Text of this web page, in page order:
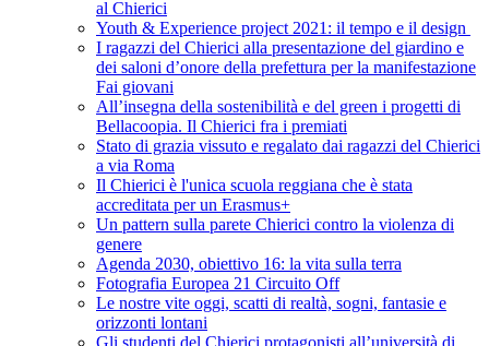
al Chierici
Youth & Experience project 2021: il tempo e il design
I ragazzi del Chierici alla presentazione del giardino e
dei saloni d’onore della prefettura per la manifestazione
Fai giovani
All’insegna della sostenibilità e del green i progetti di
Bellacoopia. Il Chierici fra i premiati
Stato di grazia vissuto e regalato dai ragazzi del Chierici
a via Roma
Il Chierici è l'unica scuola reggiana che è stata
accreditata per un Erasmus+
Un pattern sulla parete Chierici contro la violenza di
genere
Agenda 2030, obiettivo 16: la vita sulla terra
Fotografia Europea 21 Circuito Off
Le nostre vite oggi, scatti di realtà, sogni, fantasie e
orizzonti lontani